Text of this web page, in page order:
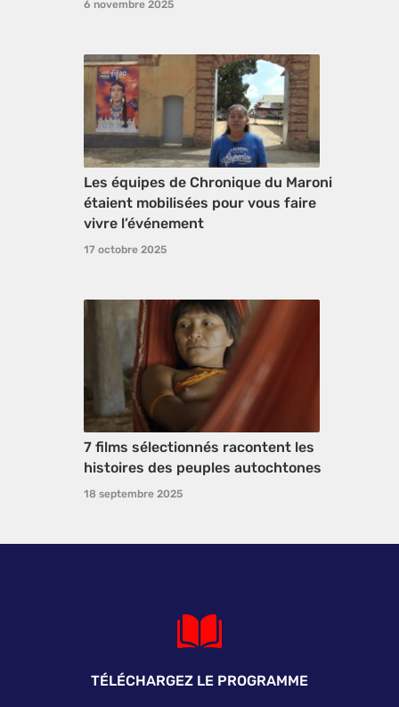
6 novembre 2025
Les équipes de Chronique du Maroni
étaient mobilisées pour vous faire
vivre l’événement
17 octobre 2025
7 films sélectionnés racontent les
histoires des peuples autochtones
18 septembre 2025
TÉLÉCHARGEZ LE PROGRAMME